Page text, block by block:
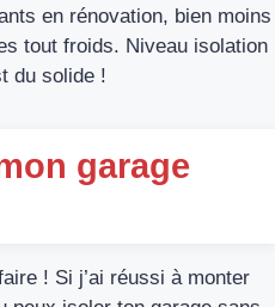
en rénovation, bien moins
tout froids. Niveau isolation
du solide !
garage
! Si j’ai réussi à monter